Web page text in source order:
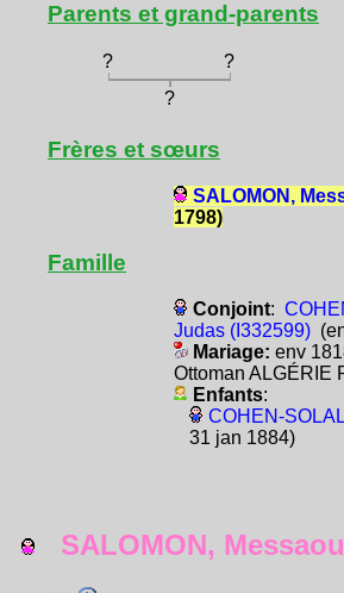
Parents et grand-parents
? ?
?
Frères et sœurs
SALOMON,
1798)
Famille
Conjoint:
Judas (I332599)
Mariage: env
Ottoman ALGÉRIE
Enfants:
COHEN-
31 jan 1884)
SALOMON,